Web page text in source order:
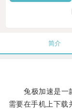
简介
兔极加速是一款
需要在手机上下载